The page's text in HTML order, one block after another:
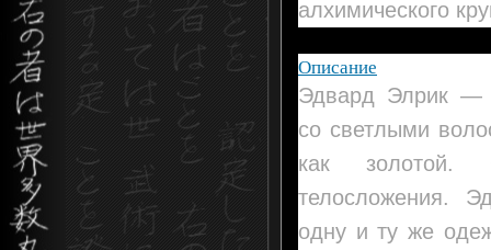
алхимического
Описание
Эдвард Элрик —
со светлыми
как золотой.
телосложения.
одну и ту же